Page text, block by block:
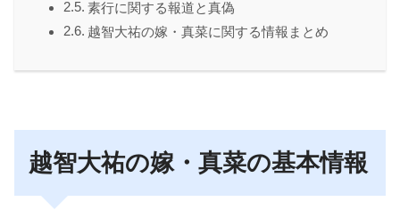
素行に関する報道と真偽
越智大祐の嫁・真菜に関する情報まとめ
越智大祐の嫁・真菜の基本情報